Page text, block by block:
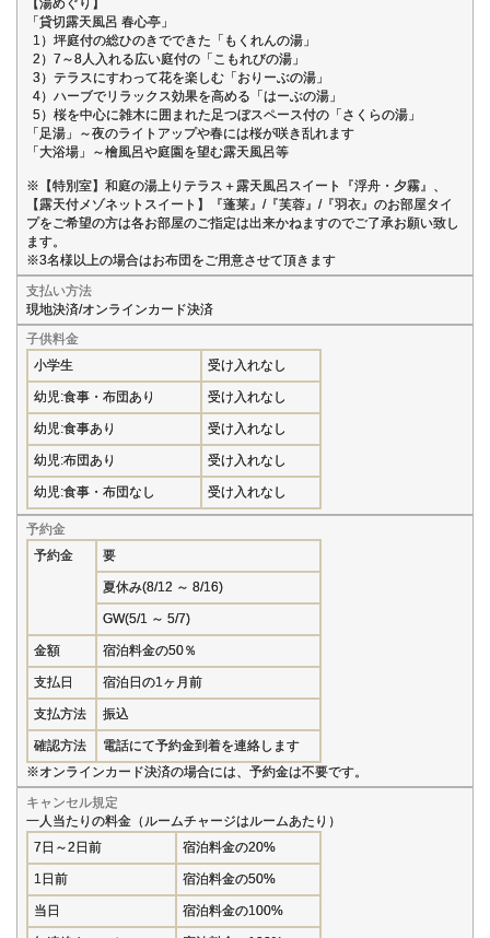
【湯めぐり】
「貸切露天風呂 春心亭」
1）坪庭付の総ひのきでできた「もくれんの湯」
2）7～8人入れる広い庭付の「こもれびの湯」
3）テラスにすわって花を楽しむ「おりーぶの湯」
4）ハーブでリラックス効果を高める「はーぶの湯」
5）桜を中心に雑木に囲まれた足つぼスペース付の「さくらの湯」
「足湯」～夜のライトアップや春には桜が咲き乱れます
「大浴場」～檜風呂や庭園を望む露天風呂等
※【特別室】和庭の湯上りテラス＋露天風呂スイート『浮舟・夕霧』、
【露天付メゾネットスイート】『蓬莱』/『芙蓉』/『羽衣』のお部屋タイ
プをご希望の方は各お部屋のご指定は出来かねますのでご了承お願い致し
ます。
※3名様以上の場合はお布団をご用意させて頂きます
支払い方法
現地決済/オンラインカード決済
子供料金
小学生
受け入れなし
幼児:食事・布団あり 受け入れなし
幼児:食事あり 受け入れなし
幼児:布団あり 受け入れなし
幼児:食事・布団なし 受け入れなし
予約金
予約金
要
夏休み(8/12 ～ 8/16)
GW(5/1 ～ 5/7)
金額 宿泊料金の50％
支払日 宿泊日の1ヶ月前
支払方法 振込
確認方法
電話にて予約金到着を連絡します
※オンラインカード決済の場合には、予約金は不要です。
キャンセル規定
一人当たりの料金（ルームチャージはルームあたり）
7日～2日前
宿泊料金の20%
1日前 宿泊料金の50%
当日 宿泊料金の100%